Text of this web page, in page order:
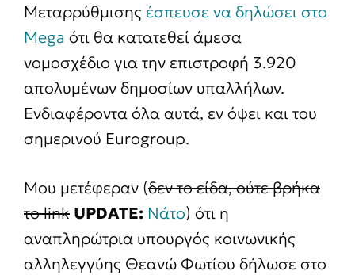
Μεταρρύθμισης έσπευσε να δηλώσει στο
Mega ότι θα κατατεθεί άμεσα
νομοσχέδιο για την επιστροφή 3.920
απολυμένων δημοσίων υπαλλήλων.
Ενδιαφέροντα όλα αυτά, εν όψει και του
σημερινού Eurogroup.
Μου μετέφεραν (δεν το είδα, ούτε βρήκα
το link UPDATE: Νάτο) ότι η
αναπληρώτρια υπουργός κοινωνικής
αλληλεγγύης Θεανώ Φωτίου δήλωσε στο